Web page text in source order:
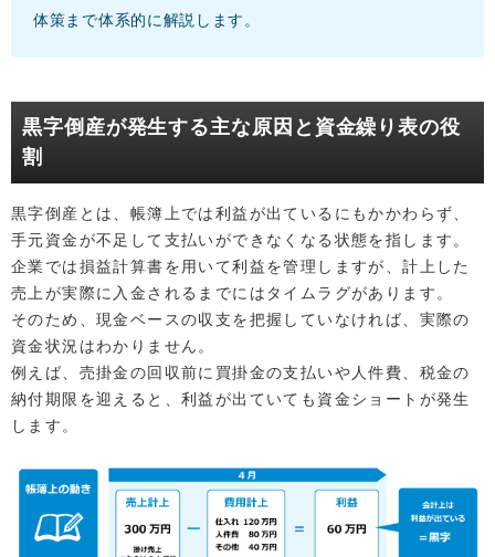
体策まで体系的に解説します。
黒字倒産が発生する主な原因と資金繰り表の役
割
黒字倒産とは、帳簿上では利益が出ているにもかかわらず、
手元資金が不足して支払いができなくなる状態を指します。
企業では損益計算書を用いて利益を管理しますが、計上した
売上が実際に入金されるまでにはタイムラグがあります。
そのため、現金ベースの収支を把握していなければ、実際の
資金状況はわかりません。
例えば、売掛金の回収前に買掛金の支払いや人件費、税金の
納付期限を迎えると、利益が出ていても資金ショートが発生
します。